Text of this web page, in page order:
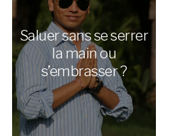
Saluer sans se serrer
la main ou
s’embrasser ?